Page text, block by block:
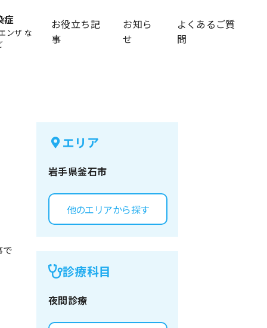
症
ンザ な
お役立ち記
事
お知ら
せ
よくあるご質
問
エリア
岩手県釜石市
他のエリアから探す
診療科目
夜間診療